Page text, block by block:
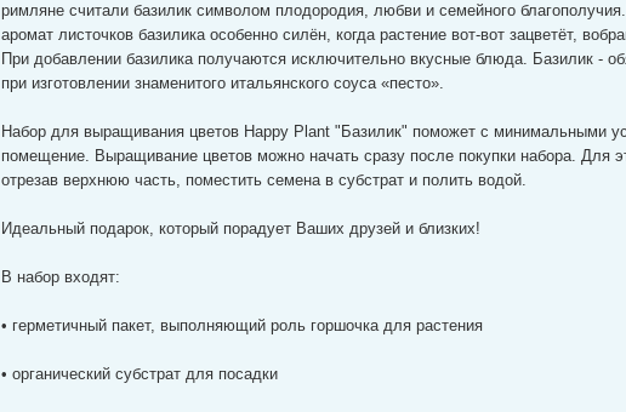
римляне считали базилик символом плодородия, любви и семейного благополучия.
аромат листочков базилика особенно силён, когда растение вот-вот зацветёт,
При добавлении базилика получаются исключительно вкусные блюда. Базилик -
при изготовлении знаменитого итальянского соуса «песто».
Набор для выращивания цветов Happy Plant "Базилик" поможет с минимальными
помещение. Выращивание цветов можно начать сразу после покупки набора. Для
отрезав верхнюю часть, поместить семена в субстрат и полить водой.
Идеальный подарок, который порадует Ваших друзей и близких!
В набор входят:
• герметичный пакет, выполняющий роль горшочка для растения
• органический субстрат для посадки